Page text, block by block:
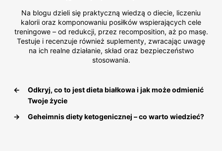
Na blogu dzieli się praktyczną wiedzą o diecie, liczeniu
kalorii oraz komponowaniu posiłków wspierających cele
treningowe – od redukcji, przez recomposition, aż po masę.
Testuje i recenzuje również suplementy, zwracając uwagę
na ich realne działanie, skład oraz bezpieczeństwo
stosowania.
←
Odkryj, co to jest dieta białkowa i jak może odmienić
Twoje życie
→
Geheimnis diety ketogenicznej – co warto wiedzieć?